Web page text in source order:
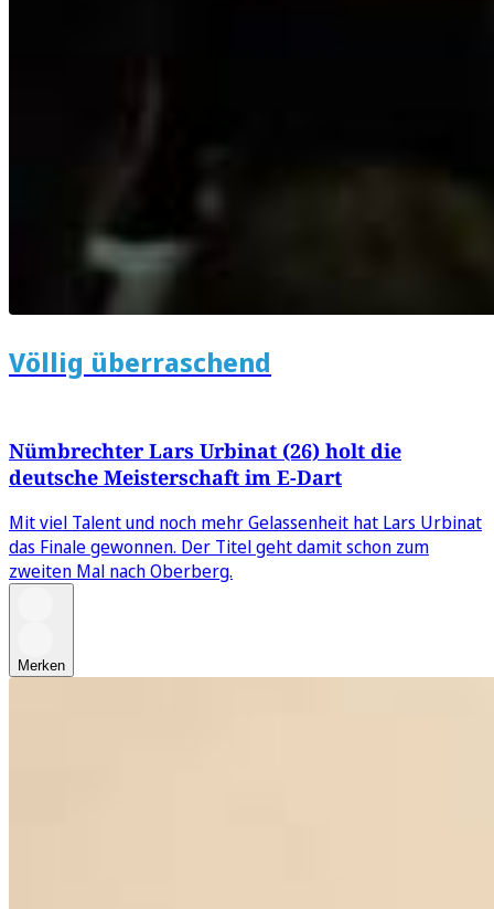
Völlig überraschend
Nümbrechter Lars Urbinat (26) holt die
deutsche Meisterschaft im E-Dart
Mit viel Talent und noch mehr Gelassenheit hat Lars Urbinat
das Finale gewonnen. Der Titel geht damit schon zum
zweiten Mal nach Oberberg.
Merken